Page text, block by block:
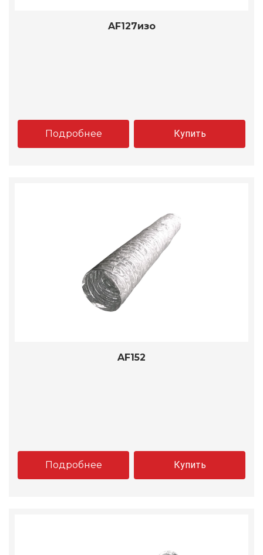
AF127изо
Подробнее Купить
AF152
Подробнее Купить